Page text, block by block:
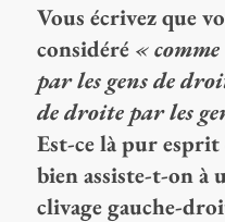
Vous écrivez que
considéré «
par les gens de
de droite par les
Est-ce là pur
bien assiste-t-on à
clivage gauche-